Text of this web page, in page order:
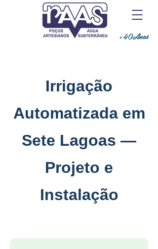
+40Anos
Irrigação
Automatizada em
Sete Lagoas —
Projeto e
Instalação